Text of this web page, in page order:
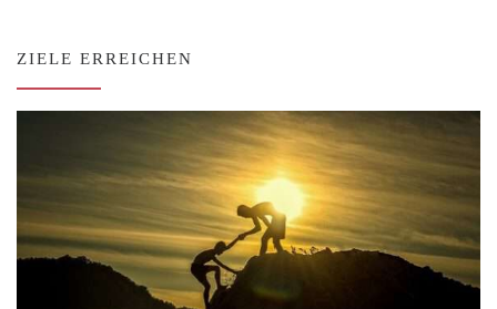
ZIELE ERREICHEN